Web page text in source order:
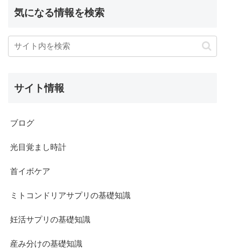
気になる情報を検索
サイト情報
ブログ
光目覚まし時計
首イボケア
ミトコンドリアサプリの基礎知識
妊活サプリの基礎知識
産み分けの基礎知識